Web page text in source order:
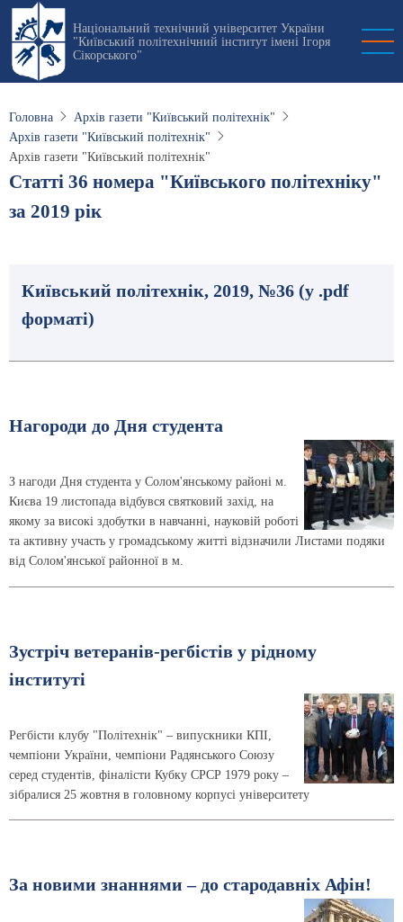
Перейти
основного
вмісту
Національний технічний університет України
"Київський політехнічний інститут імені Ігоря
Сікорського"
Головна
Архів газети "Київський політехнік"
Архів газети "Київський політехнік"
Архів газети "Київський політехнік"
Статті 36 номера "Київського політехніку"
за 2019 рік
Київський політехнік, 2019, №36 (у .pdf
форматі)
Нагороди до Дня студента
З нагоди Дня студента у Солом'янському районі м.
Києва 19 листопада відбувся святковий захід, на
якому за високі здобутки в навчанні, науковій роботі
та активну участь у громадському житті відзначили Листами подяки
від Солом'янської районної в м.
Зустріч ветеранів-регбістів у рідному
інституті
Регбісти клубу "Політехнік" – випускники КПІ,
чемпіони України, чемпіони Радянського Союзу
серед студентів, фіналісти Кубку СРСР 1979 року –
зібралися 25 жовтня в головному корпусі університету
За новими знаннями – до стародавніх Афін!